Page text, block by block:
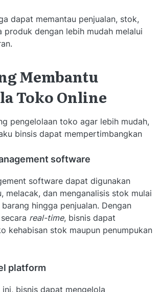
dapat memantau penjualan, stok,
produk dengan lebih mudah melalui
Membantu
Toko Online
pengelolaan toko agar lebih mudah,
binsis dapat mempertimbangkan
software
software dapat digunakan
melacak, dan menganalisis stok mulai
hingga penjualan. Dengan
real-time, bisnis dapat
kehabisan stok maupun penumpukan
platform
bisnis dapat mengelola